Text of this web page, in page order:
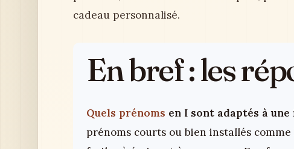
cadeau personnalisé.
En bref : les
Quels prénoms en I sont adaptés à
prénoms courts ou bien installés